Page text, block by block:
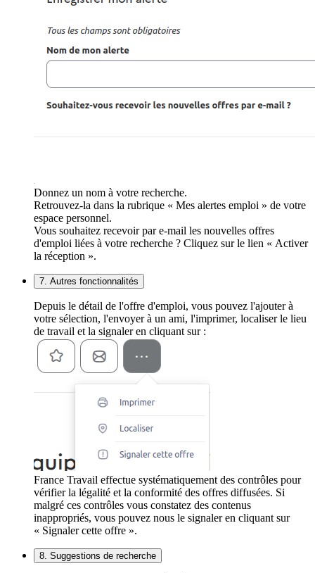
Donnez un nom à votre recherche.
Retrouvez-la dans la rubrique « Mes alertes emploi » de votre
espace personnel.
Vous souhaitez recevoir par e-mail les nouvelles offres
d'emploi liées à votre recherche ? Cliquez sur le lien « Activer
la réception ».
7. Autres fonctionnalités
Depuis le détail de l'offre d'emploi, vous pouvez l'ajouter à
votre sélection, l'envoyer à un ami, l'imprimer, localiser le lieu
de travail et la signaler en cliquant sur :
France Travail effectue systématiquement des contrôles pour
vérifier la légalité et la conformité des offres diffusées. Si
malgré ces contrôles vous constatez des contenus
inappropriés, vous pouvez nous le signaler en cliquant sur
« Signaler cette offre ».
8. Suggestions de recherche